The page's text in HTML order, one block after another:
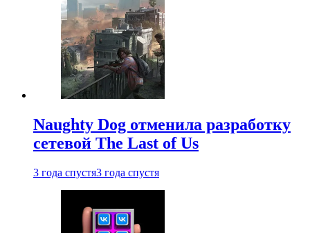
Naughty Dog отменила разработку
сетевой The Last of Us
3 года спустя3 года спустя